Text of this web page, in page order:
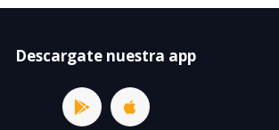
Descargate nuestra app